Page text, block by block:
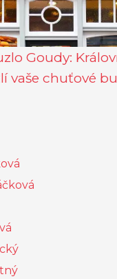
Goudy:
vaše chuťové